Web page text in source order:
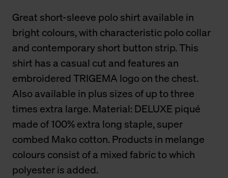
Great short-sleeve polo shirt available in
bright colours, with characteristic polo collar
and contemporary short button strip. This
shirt has a casual cut and features an
embroidered TRIGEMA logo on the chest.
Also available in plus sizes of up to three
times extra large. Material: DELUXE piqué
made of 100% extra long staple, super
combed Mako cotton. Products in melange
colours consist of a mixed fabric to which
polyester is added.